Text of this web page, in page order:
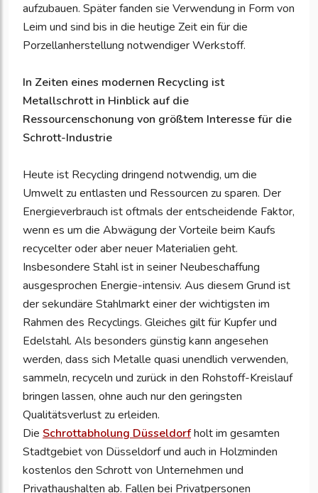
aufzubauen. Später fanden sie Verwendung in Form von
Leim und sind bis in die heutige Zeit ein für die
Porzellanherstellung notwendiger Werkstoff.
In Zeiten eines modernen Recycling ist
Metallschrott in Hinblick auf die
Ressourcenschonung von größtem Interesse für die
Schrott-Industrie
Heute ist Recycling dringend notwendig, um die
Umwelt zu entlasten und Ressourcen zu sparen. Der
Energieverbrauch ist oftmals der entscheidende Faktor,
wenn es um die Abwägung der Vorteile beim Kaufs
recycelter oder aber neuer Materialien geht.
Insbesondere Stahl ist in seiner Neubeschaffung
ausgesprochen Energie-intensiv. Aus diesem Grund ist
der sekundäre Stahlmarkt einer der wichtigsten im
Rahmen des Recyclings. Gleiches gilt für Kupfer und
Edelstahl. Als besonders günstig kann angesehen
werden, dass sich Metalle quasi unendlich verwenden,
sammeln, recyceln und zurück in den Rohstoff-Kreislauf
bringen lassen, ohne auch nur den geringsten
Qualitätsverlust zu erleiden.
Die Schrottabholung Düsseldorfholt im gesamten
Stadtgebiet von Düsseldorf und auch in Holzminden
kostenlos den Schrott von Unternehmen und
Privathaushalten ab. Fallen bei Privatpersonen